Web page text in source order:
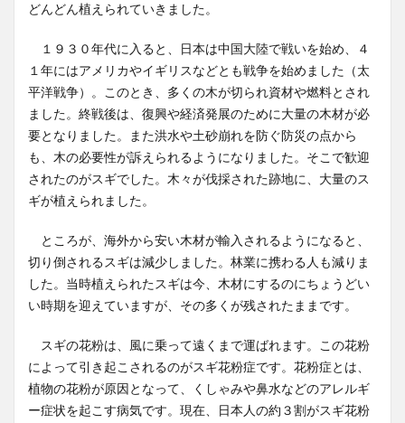
どんどん植えられていきました。
１９３０年代に入ると、日本は中国大陸で戦いを始め、４
１年にはアメリカやイギリスなどとも戦争を始めました（太
平洋戦争）。このとき、多くの木が切られ資材や燃料とされ
ました。終戦後は、復興や経済発展のために大量の木材が必
要となりました。また洪水や土砂崩れを防ぐ防災の点から
も、木の必要性が訴えられるようになりました。そこで歓迎
されたのがスギでした。木々が伐採された跡地に、大量のス
ギが植えられました。
ところが、海外から安い木材が輸入されるようになると、
切り倒されるスギは減少しました。林業に携わる人も減りま
した。当時植えられたスギは今、木材にするのにちょうどい
い時期を迎えていますが、その多くが残されたままです。
スギの花粉は、風に乗って遠くまで運ばれます。この花粉
によって引き起こされるのがスギ花粉症です。花粉症とは、
植物の花粉が原因となって、くしゃみや鼻水などのアレルギ
ー症状を起こす病気です。現在、日本人の約３割がスギ花粉